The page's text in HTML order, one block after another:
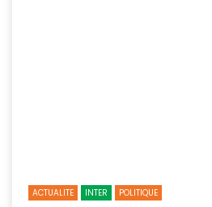
ACTUALITE INTER POLITIQUE